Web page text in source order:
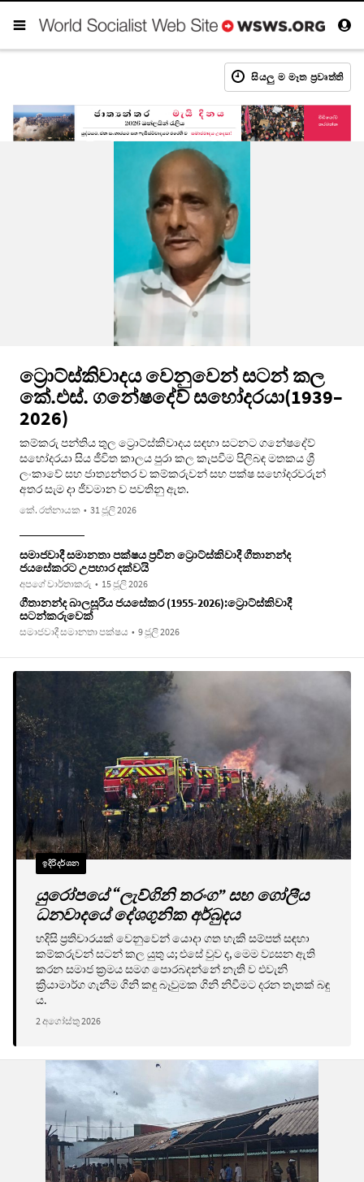
සියලු ම මෑත ප්‍රවෘත්ති
ට්‍රොට්ස්කිවාදය වෙනුවෙන් සටන් කල
කේ.එස්. ගනේෂදේව් සහෝදරයා(1939–
2026)
කම්කරු පන්තිය තුල ට්‍රොට්ස්කිවාදය සඳහා සටනට ගනේෂදේව්
සහෝදරයා සිය ජීවිත කාලය පුරා කල කැපවීම පිලිබඳ මතකය ශ්‍රී
ලංකාවේ සහ ජාත්‍යන්තර ව කම්කරුවන් සහ පක්ෂ සහෝදරවරුන්
අතර සැම දා ජීවමාන ව පවතිනු ඇත.
කේ. රත්නායක • 31 ජූලි 2026
සමාජවාදී සමානතා පක්ෂය ප්‍රවීන ට්‍රොට්ස්කිවාදී ගීතානන්ද
ජයසේකරට උපහාර දක්වයි
අපගේ වාර්තාකරු • 15 ජූලි 2026
ගීතානන්ද බාලසූරිය ජයසේකර (1955-2026):ට්‍රොට්ස්කිවාදී
සටන්කරුවෙක්
සමාජවාදී සමානතා පක්ෂය • 9 ජූලි 2026
ඉදිරිදර්ශන
යුරෝපයේ “ලැව්ගිනි තරංග” සහ ගෝලීය
ධනවාදයේ දේශගුනික අර්බුදය
හදිසි ප්‍රතිචාරයක් වෙනුවෙන් යොදා ගත හැකි සම්පත් සඳහා
කම්කරුවන් සටන් කල යුතු ය; එසේ වුව ද, මෙම ව්‍යසන ඇති
කරන සමාජ ක්‍රමය සමග පොරබදන්නේ නැති ව එවැනි
ක්‍රියාමාර්ග ගැනීම ගිනි කඳු බෑවුමක ගිනි නිවීමට දරන තැතක් බඳු
ය.
2 අගෝස්තු 2026